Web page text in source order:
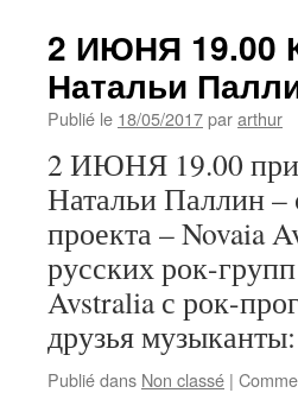
2 ИЮНЯ 19.00
Натальи
Publié le 18/05/2017pararthur
2 ИЮНЯ 19.00
Натальи Паллин –
проекта – Novaia
русских рок-
Avstralia с рок-
друзья
Publié dans Non classé |